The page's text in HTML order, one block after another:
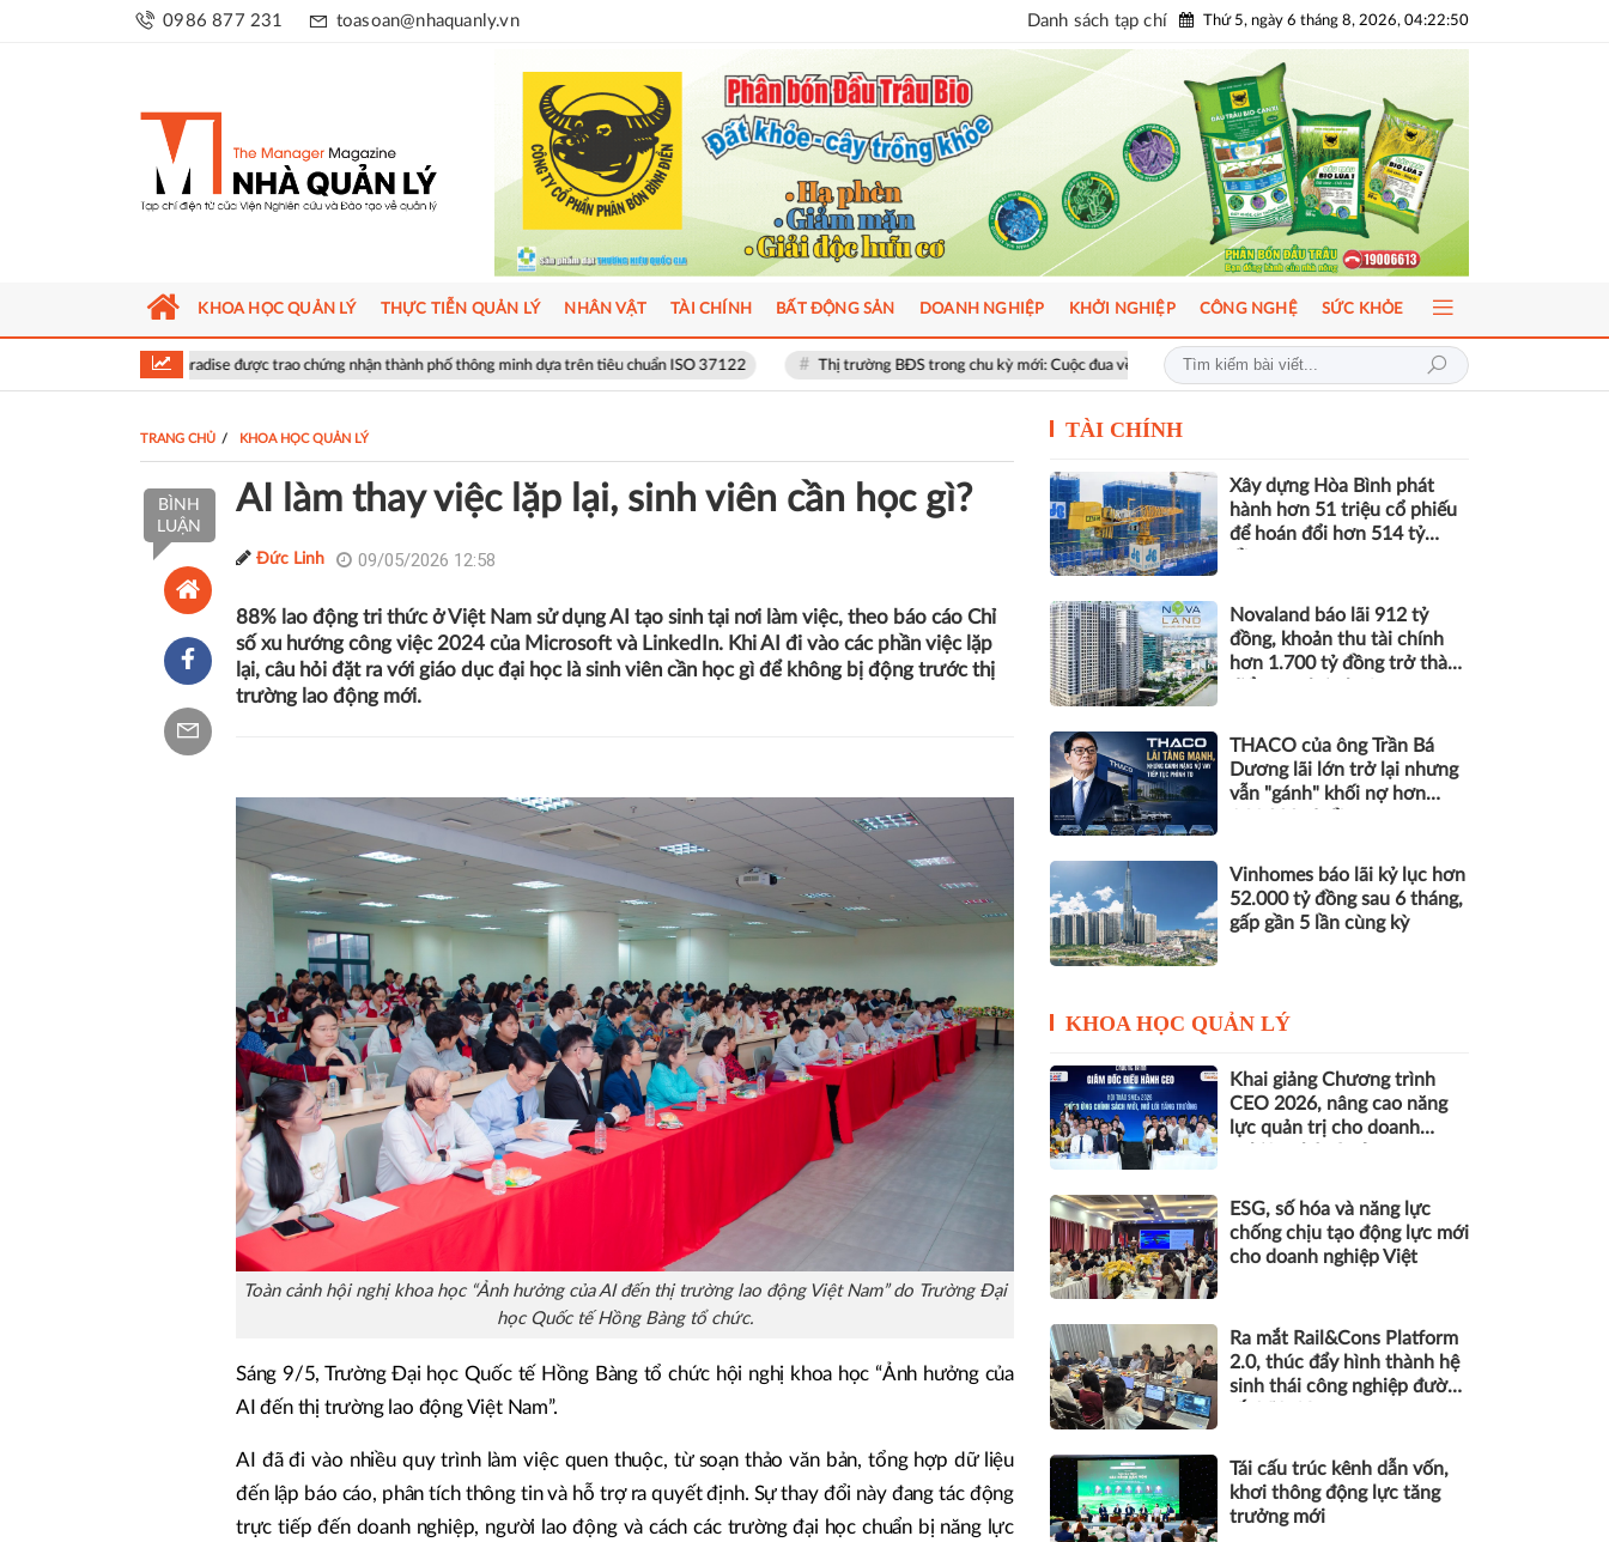
0986 877 231 toasoan@nhaquanly.vn Danh sách tạp chí Thứ 5, ngày 6 tháng 8, 2026, 04:22:52
Paradise được trao chứng nhận thành phố thông minh dựa trên tiêu chuẩn ISO 37122 Thị trường BĐS trong chu kỳ mới: Cuộc đua về chất lượng và giá trị thực Khai giảng Chương trình CEO 2026, nâng cao năng lực
KHOA HỌC QUẢN LÝ THỰC TIỄN QUẢN LÝ NHÂN VẬT TÀI CHÍNH BẤT ĐỘNG SẢN DOANH NGHIỆP KHỞI NGHIỆP CÔNG NGHỆ SỨC KHỎE
TRANG CHỦ KHOA HỌC QUẢN LÝ
BÌNH
LUẬN
AI làm thay việc lặp lại, sinh viên cần học gì?
Đức Linh 09/05/2026 12:58
88% lao động tri thức ở Việt Nam sử dụng AI tạo sinh tại nơi làm việc, theo báo cáo Chỉ
số xu hướng công việc 2024 của Microsoft và LinkedIn. Khi AI đi vào các phần việc lặp
lại, câu hỏi đặt ra với giáo dục đại học là sinh viên cần học gì để không bị động trước thị
trường lao động mới.
Toàn cảnh hội nghị khoa học “Ảnh hưởng của AI đến thị trường lao động Việt Nam” do Trường Đại
học Quốc tế Hồng Bàng tổ chức.
Sáng 9/5, Trường Đại học Quốc tế Hồng Bàng tổ chức hội nghị khoa học “Ảnh hưởng của
AI đến thị trường lao động Việt Nam”.
AI đã đi vào nhiều quy trình làm việc quen thuộc, từ soạn thảo văn bản, tổng hợp dữ liệu
đến lập báo cáo, phân tích thông tin và hỗ trợ ra quyết định. Sự thay đổi này đang tác động
trực tiếp đến doanh nghiệp, người lao động và cách các trường đại học chuẩn bị năng lực
TÀI CHÍNH
Xây dựng Hòa Bình phát
hành hơn 51 triệu cổ phiếu
để hoán đổi hơn 514 tỷ
Novaland báo lãi 912 tỷ
đồng, khoản thu tài chính
hơn 1.700 tỷ đồng trở thành
THACO của ông Trần Bá
Dương lãi lớn trở lại nhưng
vẫn "gánh" khối nợ hơn
Vinhomes báo lãi kỷ lục hơn
52.000 tỷ đồng sau 6 tháng,
gấp gần 5 lần cùng kỳ
KHOA HỌC QUẢN LÝ
Khai giảng Chương trình
CEO 2026, nâng cao năng
lực quản trị cho doanh
ESG, số hóa và năng lực
chống chịu tạo động lực mới
cho doanh nghiệp Việt
Ra mắt Rail&Cons Platform
2.0, thúc đẩy hình thành hệ
sinh thái công nghiệp đường
Tái cấu trúc kênh dẫn vốn,
khơi thông động lực tăng
trưởng mới